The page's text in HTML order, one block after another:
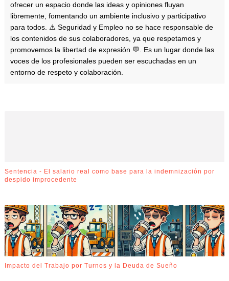
ofrecer un espacio donde las ideas y opiniones fluyan
libremente, fomentando un ambiente inclusivo y participativo
para todos. ⚠️ Seguridad y Empleo no se hace responsable de
los contenidos de sus colaboradores, ya que respetamos y
promovemos la libertad de expresión 💬. Es un lugar donde las
voces de los profesionales pueden ser escuchadas en un
entorno de respeto y colaboración.
Sentencia - El salario real como base para la indemnización por
despido improcedente
Impacto del Trabajo por Turnos y la Deuda de Sueño